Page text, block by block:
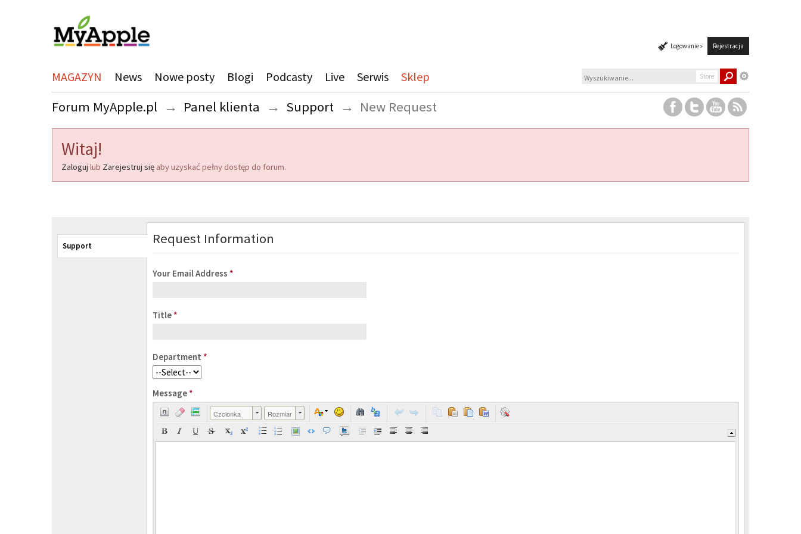
Logowanie » Rejestracja
MAGAZYN News Nowe posty Blogi Podcasty Live Serwis Sklep Store
Forum MyApple.pl → Panel klienta → Support → New Request
Witaj!
Zaloguj lub Zarejestruj się aby uzyskać pełny dostęp do forum.
Support Request Information
Your Email Address *
Title *
Department *
Message *
Czcionka Rozmiar